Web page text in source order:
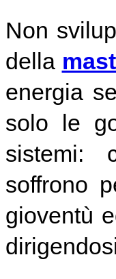
Non
della
energia
solo le
sistemi:
soffrono
gioventù